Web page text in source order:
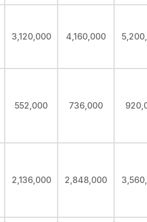
3,120,000 4,160,000
552,000 736,000
2,136,000 2,848,000